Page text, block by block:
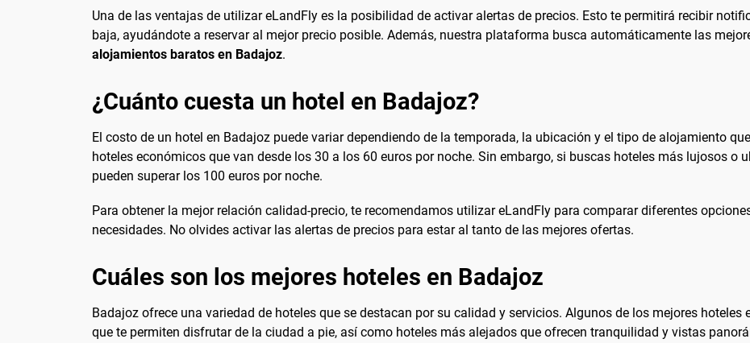
Una de las ventajas de utilizar eLandFly es la posibilidad de activar alertas de precios. Esto te permitirá recibir
baja, ayudándote a reservar al mejor precio posible. Además, nuestra plataforma busca automáticamente las
alojamientos baratos en Badajoz.
¿Cuánto cuesta un hotel en Badajoz?
El costo de un hotel en Badajoz puede variar dependiendo de la temporada, la ubicación y el tipo de alojamiento
hoteles económicos que van desde los 30 a los 60 euros por noche. Sin embargo, si buscas hoteles más lujosos o
pueden superar los 100 euros por noche.
Para obtener la mejor relación calidad-precio, te recomendamos utilizar eLandFly para comparar diferentes
necesidades. No olvides activar las alertas de precios para estar al tanto de las mejores ofertas.
Cuáles son los mejores hoteles en Badajoz
Badajoz ofrece una variedad de hoteles que se destacan por su calidad y servicios. Algunos de los mejores
que te permiten disfrutar de la ciudad a pie, así como hoteles más alejados que ofrecen tranquilidad y vistas